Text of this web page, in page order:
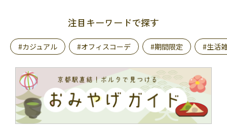
注目キーワードで探す
#カジュアル #オフィスコーデ #期間限定 #生活